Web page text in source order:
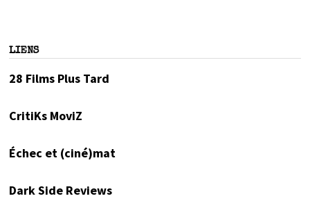
LIENS
28 Films Plus Tard
CritiKs MoviZ
Échec et (ciné)mat
Dark Side Reviews